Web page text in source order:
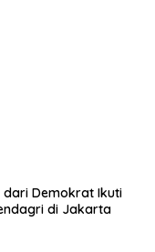
dari Demokrat Ikuti
di Jakarta